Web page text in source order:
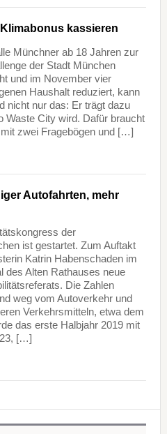
kassieren
Münchner ab 18 Jahren zur
der Stadt München
und im November vier
Haushalt reduziert, kann
nicht nur das: Er trägt dazu
Waste City wird. Dafür braucht
zwei Fragebögen und […]
Autofahrten, mehr
der
ist gestartet. Zum Auftakt
Katrin Habenschaden im
des Alten Rathauses neue
Die Zahlen
weg vom Autoverkehr und
Verkehrsmitteln, etwa dem
das erste Halbjahr 2019 mit
[…]